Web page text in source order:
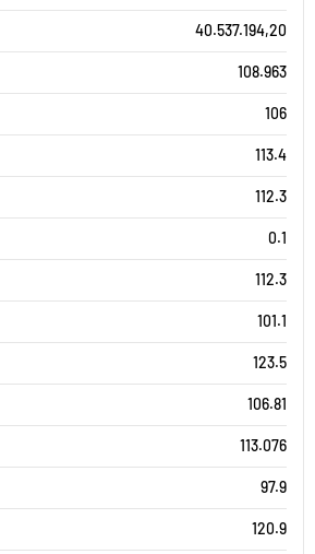
40.537.194,20
108.963
106
113.4
112.3
0.1
112.3
101.1
123.5
106.81
113.076
97.9
120.9